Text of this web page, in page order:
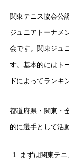
関東テニス協会公
ジュニアトーナメ
会です。関東ジュ
す。基本的にはト
ドによってランキ
都道府県・関東・
的に選手として活
まずは関東テ